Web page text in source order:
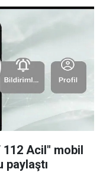
112 Acil" mobil
paylaştı